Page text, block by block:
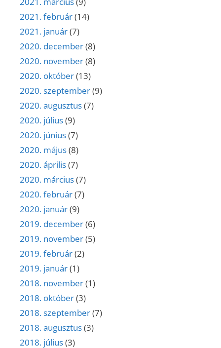
2021. február(14)
2021. január(7)
2020. december(8)
2020. november(8)
2020. október(13)
2020. szeptember(9)
2020. augusztus(7)
2020. július(9)
2020. június(7)
2020. május(8)
2020. április(7)
2020. március(7)
2020. február(7)
2020. január(9)
2019. december(6)
2019. november(5)
2019. február(2)
2019. január(1)
2018. november(1)
2018. október(3)
2018. szeptember(7)
2018. augusztus(3)
2018. július(3)